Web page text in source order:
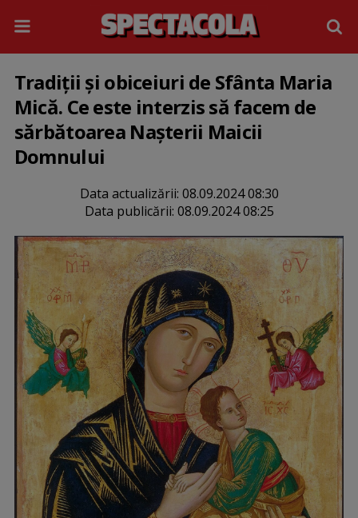
Tradiţii şi obiceiuri de Sfânta Maria
Mică. Ce este interzis să facem de
sărbătoarea Nașterii Maicii
Domnului
Data actualizării: 08.09.2024 08:30
Data publicării: 08.09.2024 08:25